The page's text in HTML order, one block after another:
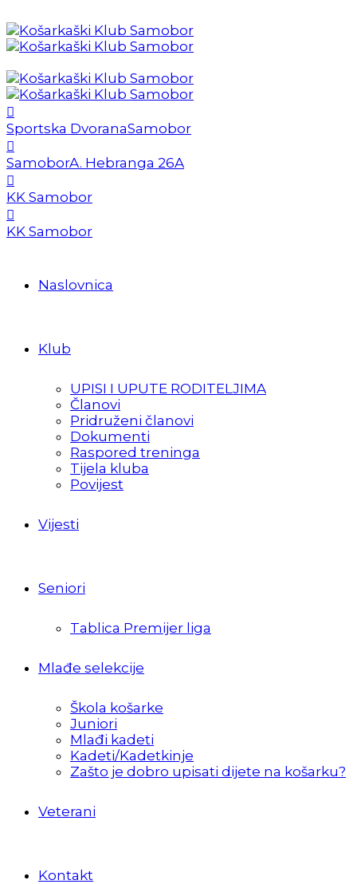
Sportska DvoranaSamobor
SamoborA. Hebranga 26A
KK Samobor
KK Samobor
Naslovnica
Klub
UPISI I UPUTE RODITELJIMA
Članovi
Pridruženi članovi
Dokumenti
Raspored treninga
Tijela kluba
Povijest
Vijesti
Seniori
Tablica Premijer liga
Mlađe selekcije
Škola košarke
Juniori
Mlađi kadeti
Kadeti/Kadetkinje
Zašto je dobro upisati dijete na košarku?
Veterani
Kontakt